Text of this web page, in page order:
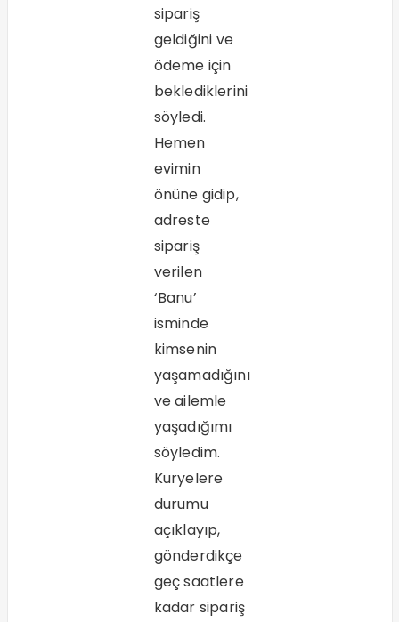
sipariş
geldiğini ve
ödeme için
beklediklerini
söyledi.
Hemen
evimin
önüne gidip,
adreste
sipariş
verilen
‘Banu’
isminde
kimsenin
yaşamadığını
ve ailemle
yaşadığımı
söyledim.
Kuryelere
durumu
açıklayıp,
gönderdikçe
geç saatlere
kadar sipariş